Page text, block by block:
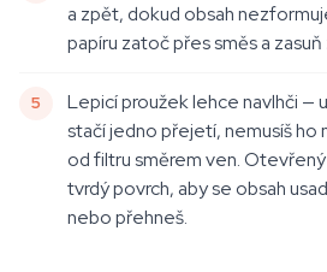
a zpět, dokud obsah
papíru zatoč přes směs a
Lepicí proužek lehce navlhči —
stačí jedno přejetí, nemusíš ho
od filtru směrem ven.
tvrdý povrch, aby se obsah
nebo přehneš.